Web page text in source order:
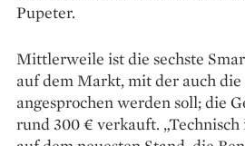
Pupeter.
Mittlerweile ist die sechste
auf dem Markt, mit der auch
angesprochen werden soll; die
rund 300 € verkauft.